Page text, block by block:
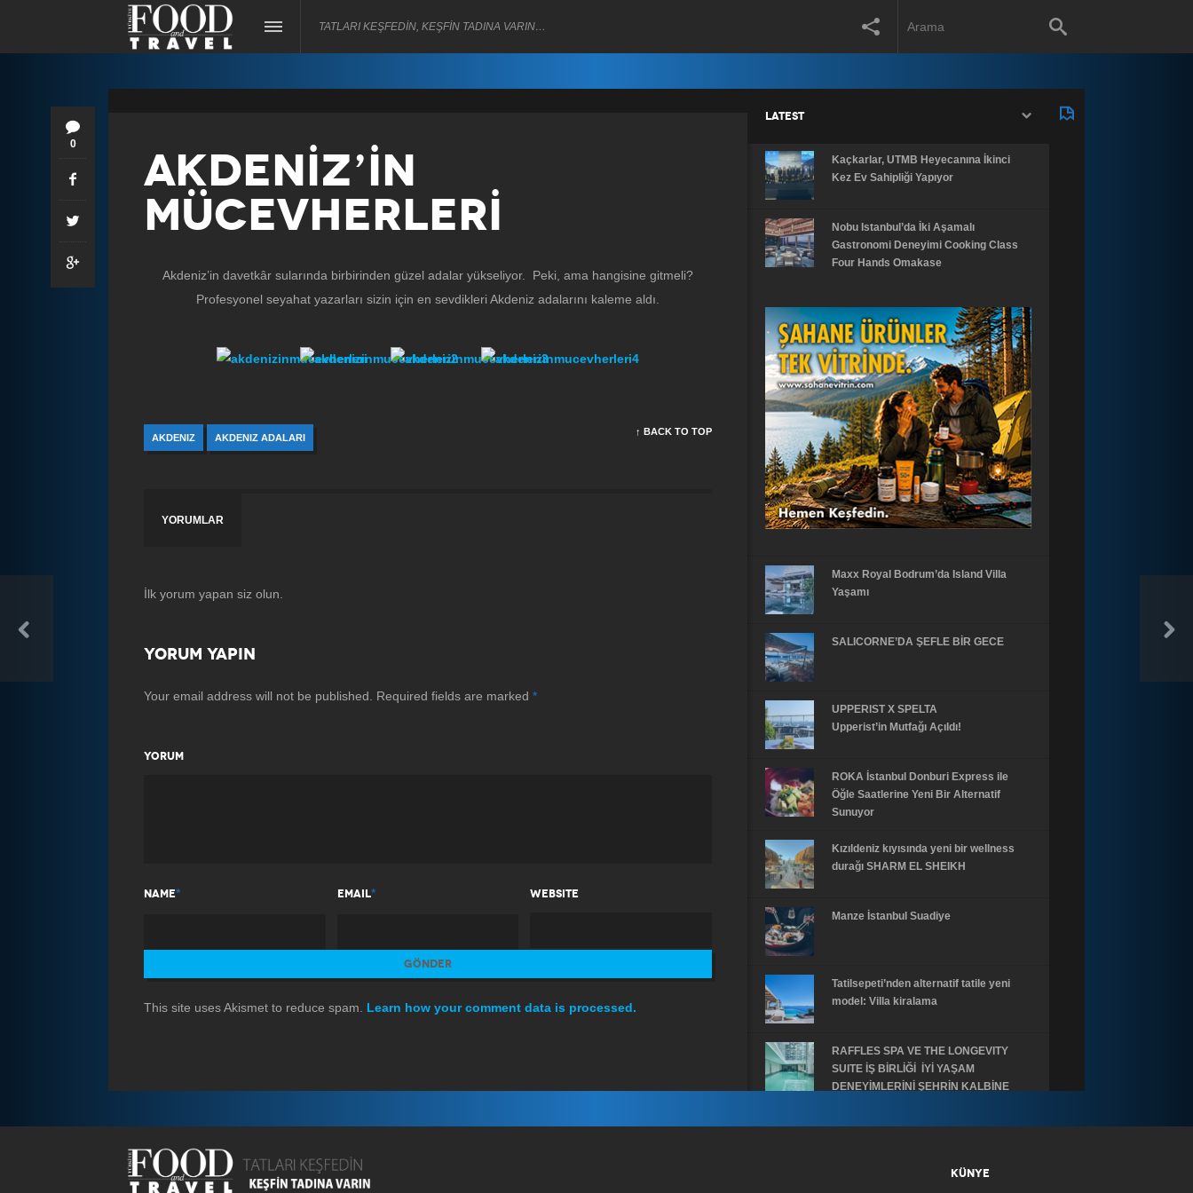
TATLARI KEŞFEDİN, KEŞFİN TADINA VARIN…
0 AKDENİZ’İN
MÜCEVHERLERİ
Akdeniz’in davetkâr sularında birbirinden güzel adalar yükseliyor. Peki, ama hangisine gitmeli?
Profesyonel seyahat yazarları sizin için en sevdikleri Akdeniz adalarını kaleme aldı.
AKDENIZ AKDENIZ ADALARI
↑ BACK TO TOP
YORUMLAR
İlk yorum yapan siz olun.
YORUM YAPIN
Your email address will not be published. Required fields are marked *
YORUM
NAME* EMAIL* WEBSITE
This site uses Akismet to reduce spam. Learn how your comment data is processed.
LATEST
Kaçkarlar, UTMB Heyecanına İkinci
Kez Ev Sahipliği Yapıyor
Nobu Istanbul’da İki Aşamalı
Gastronomi Deneyimi Cooking Class
Four Hands Omakase
Maxx Royal Bodrum’da Island Villa
Yaşamı
SALICORNE’DA ŞEFLE BİR GECE
UPPERIST X SPELTA
Upperist’in Mutfağı Açıldı!
ROKA İstanbul Donburi Express ile
Öğle Saatlerine Yeni Bir Alternatif
Sunuyor
Kızıldeniz kıyısında yeni bir wellness
durağı SHARM EL SHEIKH
Manze İstanbul Suadiye
Tatilsepeti’nden alternatif tatile yeni
model: Villa kiralama
RAFFLES SPA VE THE LONGEVITY
SUITE İŞ BİRLİĞİ İYİ YAŞAM
DENEYİMLERİNİ ŞEHRİN KALBİNE
KÜNYE